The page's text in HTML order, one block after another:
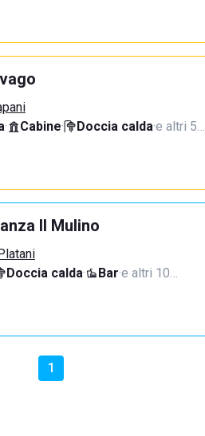
· Cabine· Doccia calda·e altri 5…
Il Mulino
Doccia calda· Bar·e altri 10…
1